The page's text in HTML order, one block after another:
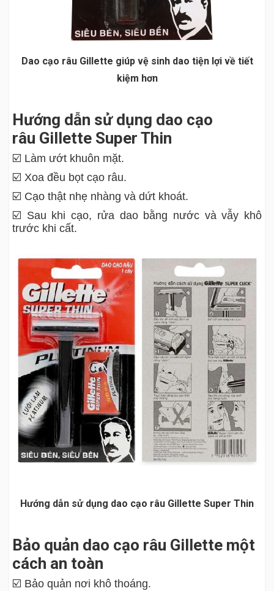
Dao cạo râu Gillette giúp vệ sinh dao tiện lợi về tiết
kiệm hơn
Hướng dẫn sử dụng dao cạo
râu Gillette Super Thin
☑️ Làm ướt khuôn mặt.
☑️ Xoa đều bọt cạo râu.
☑️ Cạo thật nhẹ nhàng và dứt khoát.
☑️ Sau khi cạo, rửa dao bằng nước và vẫy khô
trước khi cất.
Hướng dẫn sử dụng dao cạo râu Gillette Super Thin
Bảo quản dao cạo râu Gillette một
cách an toàn
☑️ Bảo quản nơi khô thoáng.